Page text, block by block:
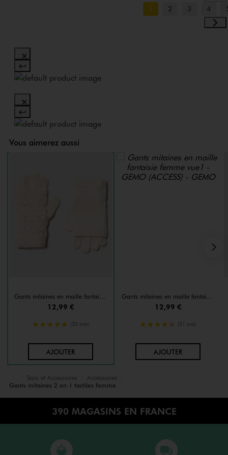
1 2 3 4
Vous aimerez aussi
Gants mitaines en maille fantaisie femme
12,99 €
5/5 de moyenne
(35 avis)
AJOUTER
Gants mitaines en maille fantaisie femme
12,99 €
4.5/5 de moyenne
(31 avis)
AJOUTER
Accueil
Femme
Sacs et Accessoires
Accessoires
Gants mitaines 2 en 1 tactiles femme
390 MAGASINS EN FRANCE